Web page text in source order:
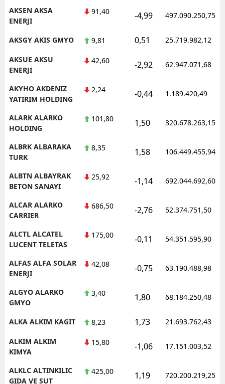
AKSEN AKSA
ENERJI
91,40 -4,99 497.090.250,75
AKSGY AKIS GMYO 9,81 0,51 25.719.982,12
AKSUE AKSU
ENERJI
42,60 -2,92 62.947.071,68
AKYHO AKDENIZ
YATIRIM HOLDING
2,24 -0,44 1.189.420,49
ALARK ALARKO
HOLDING
101,80 1,50 320.678.263,15
ALBRK ALBARAKA
TURK
8,35 1,58 106.449.455,94
ALBTN ALBAYRAK
BETON SANAYI
25,92 -1,14 692.044.692,60
ALCAR ALARKO
CARRIER
686,50 -2,76 52.374.751,50
ALCTL ALCATEL
LUCENT TELETAS
175,00 -0,11 54.351.595,90
ALFAS ALFA SOLAR
ENERJI
42,08 -0,75 63.190.488,98
ALGYO ALARKO
GMYO
3,40 1,80 68.184.250,48
ALKA ALKIM KAGIT 8,23 1,73 21.693.762,43
ALKIM ALKIM
KIMYA
15,80 -1,06 17.151.003,52
ALKLC ALTINKILIC
GIDA VE SUT
425,00 1,19 720.200.219,25